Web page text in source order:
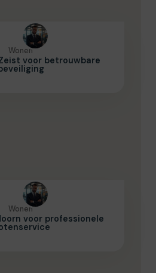
Wonen
voor betrouwbare
Wonen
voor professionele